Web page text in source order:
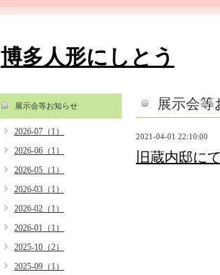
博多人形にしとう
展示会等
2021-04-01 22:10:00
旧蔵内邸に
展示会等お知らせ
2026-07（1）
2026-06（1）
2026-05（1）
2026-03（1）
2026-02（1）
2026-01（1）
2025-10（2）
2025-09（1）